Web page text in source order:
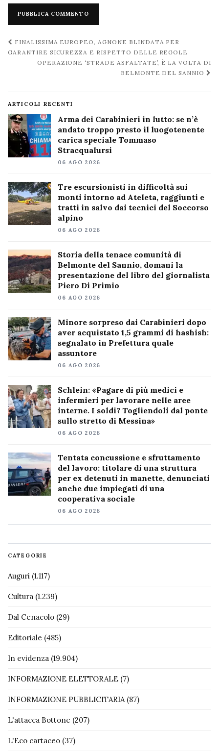
Navigazione
post
FINALISSIMA EUROPEO, AGNONE BLINDATA PER
GARANTIRE SICUREZZA E RISPETTO DELLE REGOLE
OPERAZIONE ‘STRADE ASFALTATE’, È LA VOLTA DI
BELMONTE DEL SANNIO
ARTICOLI RECENTI
Arma dei Carabinieri in lutto: se n’è
andato troppo presto il luogotenente
carica speciale Tommaso
Stracqualursi
06 AGO 2026
Tre escursionisti in difficoltà sui
monti intorno ad Ateleta, raggiunti e
tratti in salvo dai tecnici del Soccorso
alpino
06 AGO 2026
Storia della tenace comunità di
Belmonte del Sannio, domani la
presentazione del libro del giornalista
Piero Di Primio
06 AGO 2026
Minore sorpreso dai Carabinieri dopo
aver acquistato 1,5 grammi di hashish:
segnalato in Prefettura quale
assuntore
06 AGO 2026
Schlein: «Pagare di più medici e
infermieri per lavorare nelle aree
interne. I soldi? Togliendoli dal ponte
sullo stretto di Messina»
06 AGO 2026
Tentata concussione e sfruttamento
del lavoro: titolare di una struttura
per ex detenuti in manette, denunciati
anche due impiegati di una
cooperativa sociale
06 AGO 2026
CATEGORIE
Auguri (1.117)
Cultura (1.239)
Dal Cenacolo (29)
Editoriale (485)
In evidenza (19.904)
INFORMAZIONE ELETTORALE (7)
INFORMAZIONE PUBBLICITARIA (87)
L'attacca Bottone (207)
L'Eco cartaceo (37)